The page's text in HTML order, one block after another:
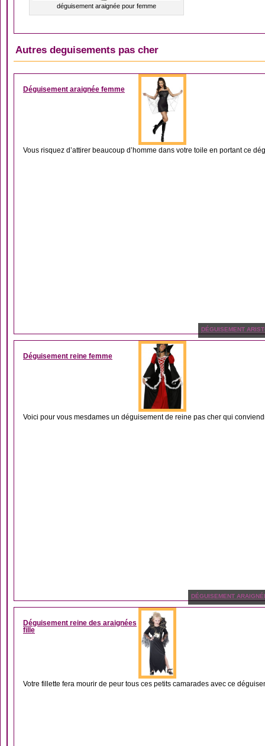
déguisement araignée pour femme
Autres deguisements pas cher
DÉGUISEMENT
Déguisement araignée femme
Vous risquez d’attirer beaucoup d’homme dans votre toile en portant ce
DÉGUISEMENT
Déguisement reine femme
Voici pour vous mesdames un déguisement de reine pas cher qui
DÉGUISEMENT
Déguisement reine des araignées
fille
Votre fillette fera mourir de peur tous ces petits camarades avec ce